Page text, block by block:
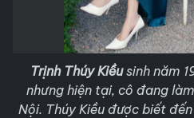
Trịnh Thúy Kiềusinh năm
nhưng hiện tại, cô đang
Nội. Thúy Kiều được biết